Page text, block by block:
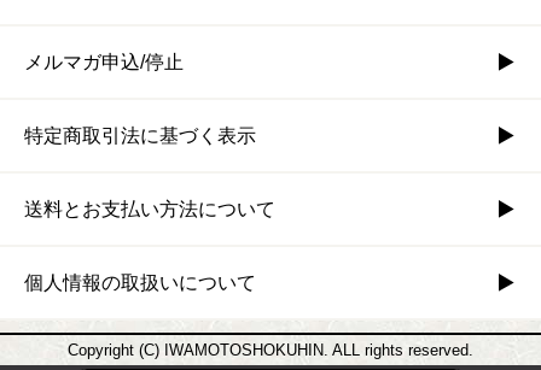
メルマガ申込/停止
特定商取引法に基づく表示
送料とお支払い方法について
個人情報の取扱いについて
Copyright (C) IWAMOTOSHOKUHIN. ALL rights reserved.